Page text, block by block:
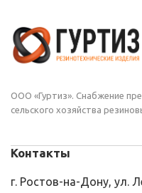
ООО «Гуртиз». Снабжение
сельского хозяйства
Контакты
г. Ростов-на-Дону, ул.